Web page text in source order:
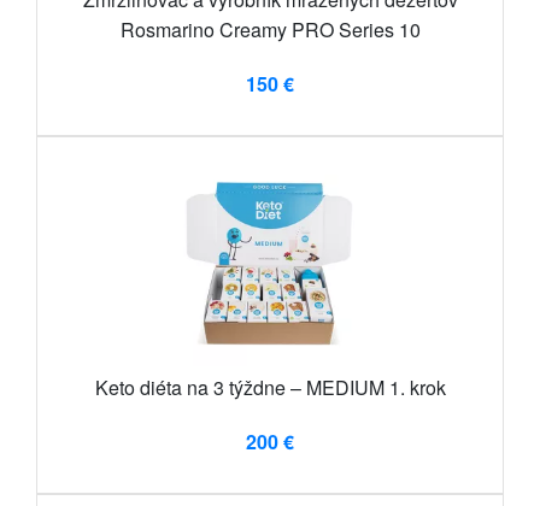
Rosmarino Creamy PRO Series 10
150 €
Keto diéta na 3 týždne – MEDIUM 1. krok
200 €